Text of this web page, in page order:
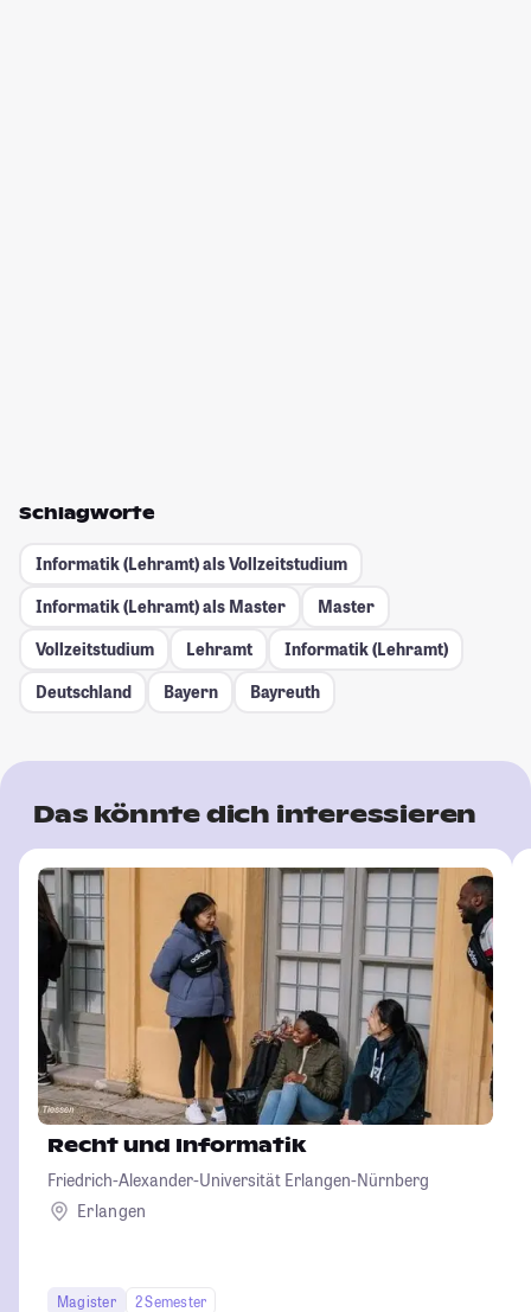
Schlagworte
Informatik (Lehramt) als Vollzeitstudium
Informatik (Lehramt) als Master
Master
Vollzeitstudium
Lehramt
Informatik (Lehramt)
Deutschland
Bayern Bayreuth
Das könnte dich interessieren
Recht und Informatik
Friedrich-Alexander-Universität Erlangen-Nürnberg
Erlangen
Magister
2 Semester